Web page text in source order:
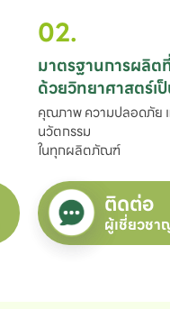
02.
มาตรฐานการผลิต
ด้วยวิทยาศาสตร์เ
คุณภาพ ความปลอดภัย
นวัตกรรม
ในทุกผลิตภัณฑ์
ติดต่อ
ผู้เชี่ยวชา